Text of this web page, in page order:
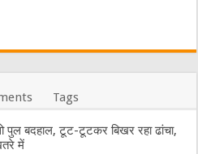
Tags
पुल बदहाल, टूट-टूटकर बिखर रहा ढांचा,
में